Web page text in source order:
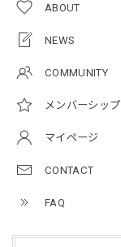
ABOUT
NEWS
COMMUNITY
メンバーシップ
マイページ
CONTACT
FAQ